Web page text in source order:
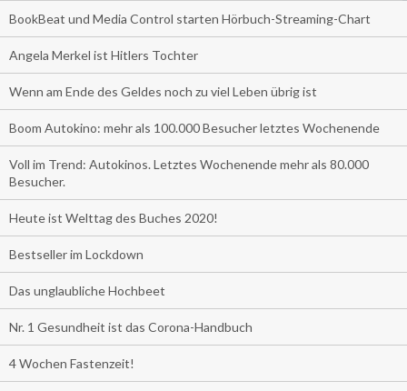
BookBeat und Media Control starten Hörbuch-Streaming-Chart
Angela Merkel ist Hitlers Tochter
Wenn am Ende des Geldes noch zu viel Leben übrig ist
Boom Autokino: mehr als 100.000 Besucher letztes Wochenende
Voll im Trend: Autokinos. Letztes Wochenende mehr als 80.000
Besucher.
Heute ist Welttag des Buches 2020!
Bestseller im Lockdown
Das unglaubliche Hochbeet
Nr. 1 Gesundheit ist das Corona-Handbuch
4 Wochen Fastenzeit!